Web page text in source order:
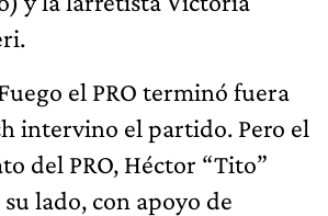
el PRO terminó fuera
intervino el partido. Pero el
del PRO, Héctor “Tito”
lado, con apoyo de